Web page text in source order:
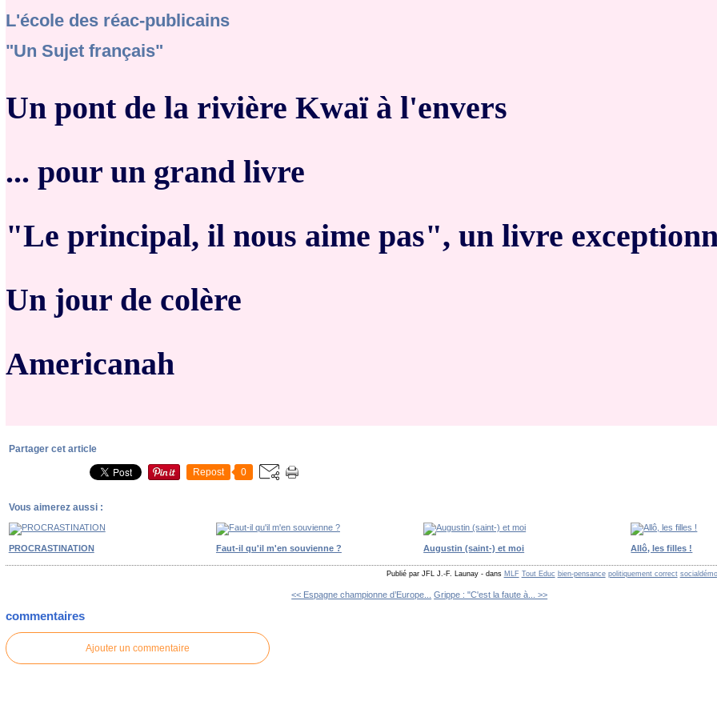
L'école des réac-publicains
"Un Sujet français"
Un pont de la rivière Kwaï à l'envers
... pour un grand livre
"Le principal, il nous aime pas", un livre
Un jour de colère
Americanah
Partager cet article
Repost 0
Vous aimerez aussi :
PROCRASTINATION Faut-il qu'il m'en souvienne ? Augustin (saint-) et moi Allô, les filles !
Publié par JFL J.-F. Launay -dans MLF Tout Educ bien-pensance politiquement correct
<< Espagne championne d’Europe... Grippe : "C'est la faute à... >>
commentaires
Ajouter un commentaire